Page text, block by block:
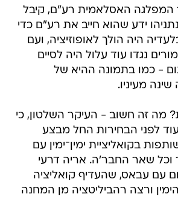
המפלגה האסלאמית רע"ם, קיבל
ידע שהוא חייב את רע"ם כדי
היה הולך לאופוזיציה, ועם
נגדו עוד עלול היה לסיים
- כמו בתמונה ההיא של
מעיניו.
מה זה חשוב - העיקר השלטון, כי
לפני הבחירות החל מבצע
בקואליציית ימין־ימין עם
וכל שאר החבר'ה. אריה דרעי
עם עבאס, שהעדיף קואליציה
ורצה רהביליטציה מן המחנה